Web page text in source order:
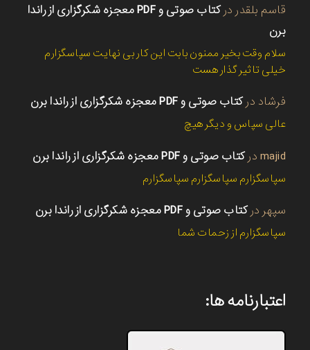
قاسم بلقدر در
کتاب صوتی و PDF معجزه شکرگزاری از راندا
برن
سلام وقت بخیر ممنون بابت این کار بی نهایت سپاسگزارم
خیلی تاثیر گذار هست
فرشاد درکتاب صوتی و PDF معجزه شکرگزاری از راندا برن
عالی سپاس و دیگر هیچ
majid درکتاب صوتی و PDF معجزه شکرگزاری از راندا برن
سپاسگزارم سپاسگزارم سپاسگزارم
سپهر درکتاب صوتی و PDF معجزه شکرگزاری از راندا برن
سپاسگزارم از زحمات شما
اعتبارنامه ها: